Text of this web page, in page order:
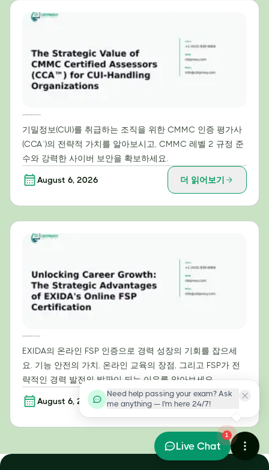
기밀정보(CUI)를 취급하는 조직을 위한 CMMC 인증 평가사
(CCA™)의 전략적 가치를 알아보시고, CMMC 레벨 2 규정 준
수와 강력한 사이버 보안을 확보하세요.
August 6, 2026 더 읽어보기
EXIDA의 온라인 FSP 인증으로 경력 성장의 기회를 잡으세
요. 기능 안전의 가치, 온라인 교육의 장점, 그리고 FSP가 전
략적인 경력 발전의 발판이 되는 이유를 알아보세요.
August 6, 2026 더 읽어보기
Need help passing your exam? Ask
me anything — I'm here 24/7!
1
Live Chat